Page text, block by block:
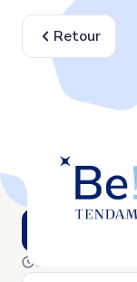
Retour
8 de Juin